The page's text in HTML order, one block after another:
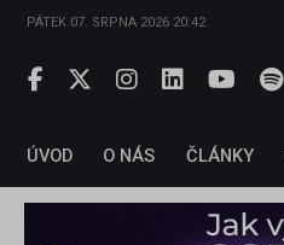
PÁTEK 07. SRPNA 2026 20:42
ÚVOD O NÁS ČLÁNKY